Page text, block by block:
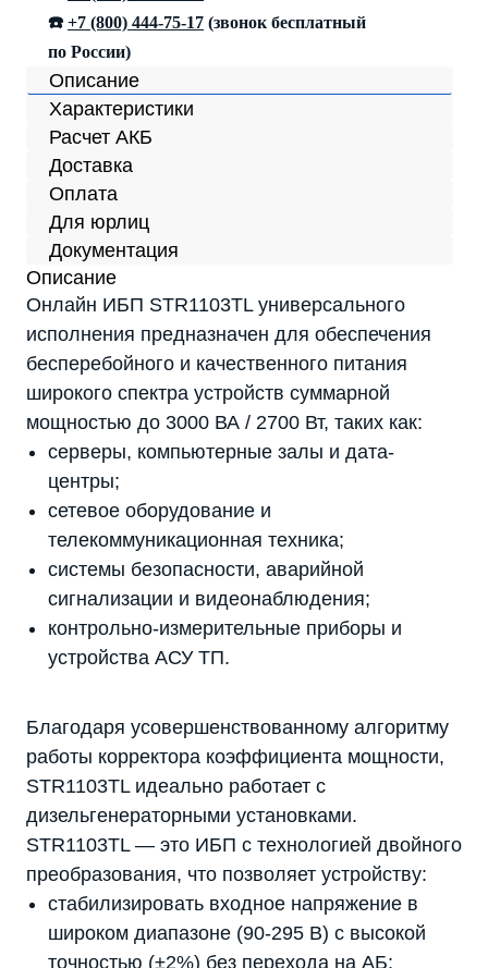
☎️ +7 (800) 444-75-17 (звонок бесплатный
по России)
Описание
Характеристики
Расчет АКБ
Доставка
Оплата
Для юрлиц
Документация
Описание
Онлайн ИБП STR1103TL универсального
исполнения предназначен для обеспечения
бесперебойного и качественного питания
широкого спектра устройств суммарной
мощностью до 3000 ВА / 2700 Вт, таких как:
серверы, компьютерные залы и дата-
центры;
сетевое оборудование и
телекоммуникационная техника;
системы безопасности, аварийной
сигнализации и видеонаблюдения;
контрольно-измерительные приборы и
устройства АСУ ТП.
Благодаря усовершенствованному алгоритму
работы корректора коэффициента мощности,
STR1103TL идеально работает с
дизельгенераторными установками.
STR1103TL — это ИБП с технологией двойного
преобразования, что позволяет устройству:
стабилизировать входное напряжение в
широком диапазоне (90-295 В) с высокой
точностью (±2%) без перехода на АБ;